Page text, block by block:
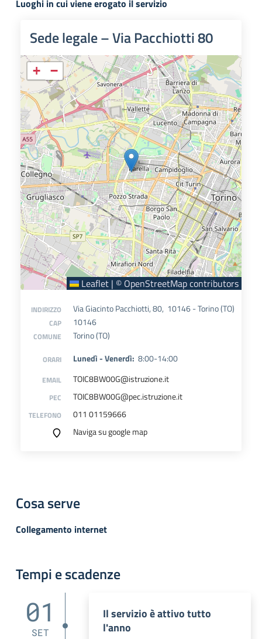
Luoghi in cui viene erogato il servizio
Sede legale – Via Pacchiotti 80
+ −
Leaflet | © OpenStreetMapcontributors
INDIRIZZO Via Giacinto Pacchiotti, 80, 10146 - Torino (TO)
CAP 10146
COMUNE Torino (TO)
ORARI Lunedì - Venerdì: 8:00-14:00
EMAIL TOIC8BW00G@istruzione.it
PEC TOIC8BW00G@pec.istruzione.it
TELEFONO
011 01159666
Naviga su google map
Cosa serve
Collegamento internet
Tempi e scadenze
01
SET
Il servizio è attivo tutto
l'anno